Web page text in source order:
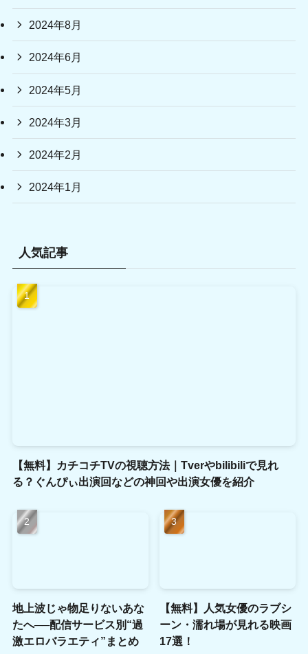
2024年8月
2024年6月
2024年5月
2024年3月
2024年2月
2024年1月
人気記事
【無料】カチコチTVの視聴方法｜Tverやbilibiliで見れ
る？ぐんぴぃ出演回などの神回や出演女優を紹介
地上波じゃ物足りないあな
たへ──配信サービス別“過
激エロバラエティ”まとめ
【無料】人気女優のラブシ
ーン・濡れ場が見れる映画
17選！